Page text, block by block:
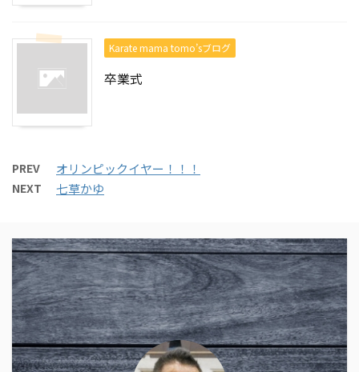
Karate mama tomo’sブログ
卒業式
PREV オリンピックイヤー！！！
NEXT 七草かゆ